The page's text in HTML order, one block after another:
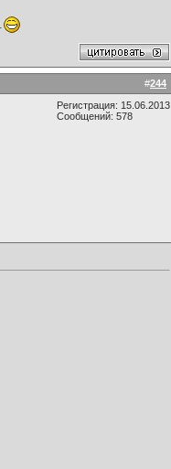
#244
Регистрация: 15.06.2013
Сообщений: 578